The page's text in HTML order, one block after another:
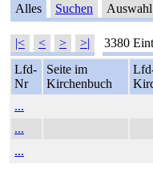
Alles Suchen Auswahl
|< < > >| 3380
Lfd-
Nr
Seite im
Kirchenbuch
...
...
...